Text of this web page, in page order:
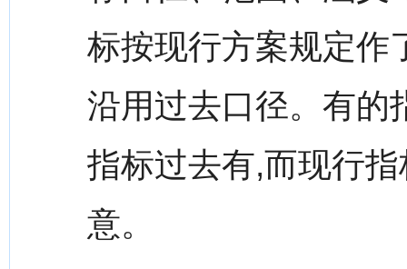
标按现行方案规定作
沿用过去口径。有的
指标过去有,而现行
意。